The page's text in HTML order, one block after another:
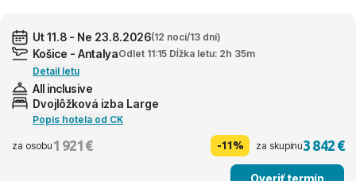
Ut 11.8 - Ne 23.8.2026(12 nocí/13 dní)
Košice - AntalyaOdlet 11:15 Dĺžka letu: 2h 35m
Detail letu
All inclusive
Dvojlôžková izba Large
Popis hotela od CK
za osobu 1 921 € -11% za skupinu3 842 €